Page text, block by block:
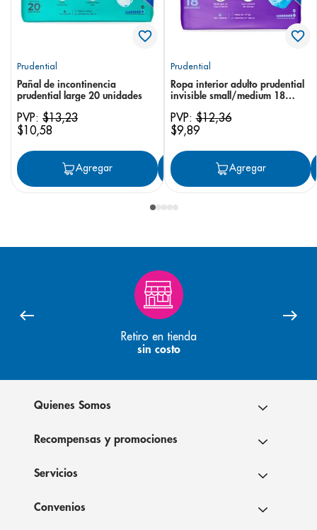
Prudential
Pañal de incontinencia
prudential large 20 unidades
PVP: $13,23
$10,58
Agregar Agregar
Prudential
Ropa interior adulto prudential
invisible small/medium 18
PVP:$12,36
$9,89
Agregar
Retiro en tienda
sin costo
Quienes Somos
Recompensas y promociones
Servicios
Convenios